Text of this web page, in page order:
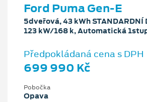
Ford Puma Gen-E
5dveřová, 43 kWh STANDARDNÍ
123 kW/168 k, Automatická
Předpokládaná cena s DPH
699 990 Kč
Pobočka
Opava